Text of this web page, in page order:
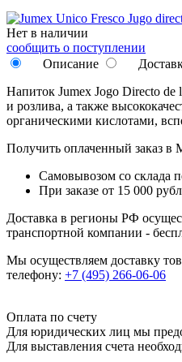
Нет в наличии
сообщить о поступлении
Описание
Напиток Jumex Jogo Directo de
и розлива, а также
органическими кислотами,
Получить оплаченный заказ
Самовывозом со склада
При заказе от 15 000
Доставка в регионы РФ
транспортной компании -
Мы осуществляем доставку
телефону: +7 (495) 266-06-06
Оплата по счету
Для юридических лиц мы
Для выставления счета